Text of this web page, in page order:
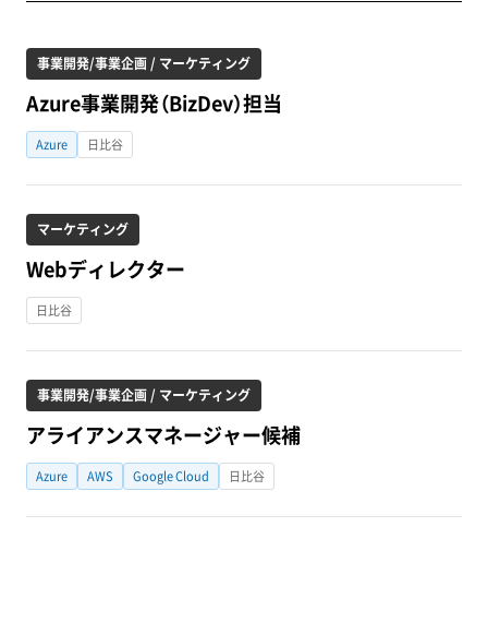
事業開発/事業企画 / マーケティング
Azure事業開発（BizDev）担当
Azure 日比谷
マーケティング
Webディレクター
日比谷
事業開発/事業企画 / マーケティング
アライアンスマネージャー候補
Azure AWS Google Cloud 日比谷